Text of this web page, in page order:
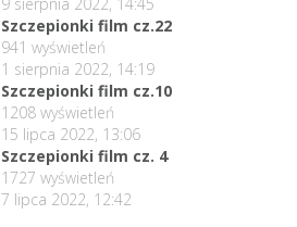
Szczepionki film cz.22
941 wyświetleń
1 sierpnia 2022, 14:19
Szczepionki film cz.10
1208 wyświetleń
15 lipca 2022, 13:06
Szczepionki film cz. 4
1727 wyświetleń
7 lipca 2022, 12:42